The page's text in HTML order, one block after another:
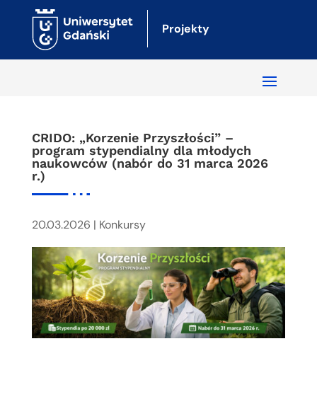
Projekty
CRIDO: „Korzenie Przyszłości” –
program stypendialny dla młodych
naukowców (nabór do 31 marca 2026
r.)
20.03.2026 | Konkursy